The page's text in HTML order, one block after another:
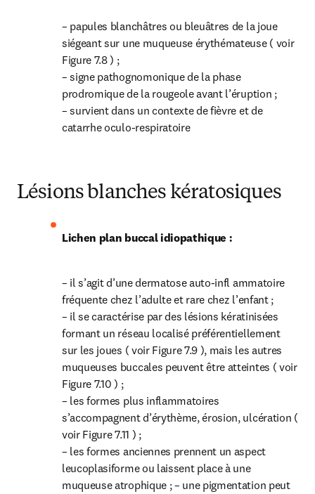
– papules blanchâtres ou bleuâtres de la joue
siégeant sur une muqueuse érythémateuse ( voir
Figure 7.8 ) ;
– signe pathognomonique de la phase
prodromique de la rougeole avant l’éruption ;
– survient dans un contexte de fièvre et de
catarrhe oculo-respiratoire
Lésions blanches kératosiques
Lichen plan buccal idiopathique :
– il s’agit d’une dermatose auto-infl ammatoire
fréquente chez l’adulte et rare chez l’enfant ;
– il se caractérise par des lésions kératinisées
formant un réseau localisé préférentiellement
sur les joues ( voir Figure 7.9 ), mais les autres
muqueuses buccales peuvent être atteintes ( voir
Figure 7.10 ) ;
– les formes plus inflammatoires
s’accompagnent d’érythème, érosion, ulcération (
voir Figure 7.11 ) ;
– les formes anciennes prennent un aspect
leucoplasiforme ou laissent place à une
muqueuse atrophique ; – une pigmentation peut